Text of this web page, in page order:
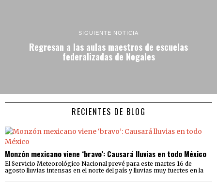
SIGUIENTE NOTICIA
Regresan a las aulas maestros de escuelas
federalizadas de Nogales
RECIENTES DE BLOG
Monzón mexicano viene ‘bravo’: Causará lluvias en todo México
El Servicio Meteorológico Nacional prevé para este martes 16 de
agosto lluvias intensas en el norte del país y lluvias muy fuertes en la